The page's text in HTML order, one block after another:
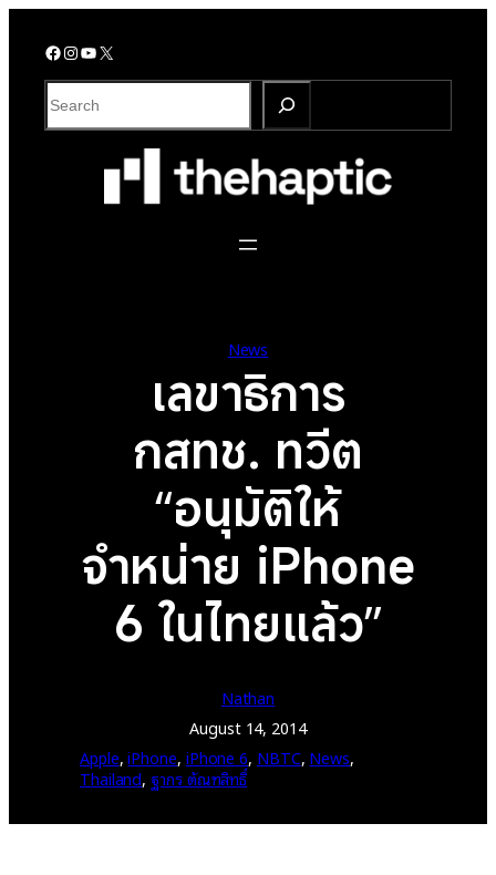
Facebook InstagramYouTube X
S
e
News
เลขาธิการ
กสทช. ทวีต
“อนุมัติให้
จำหน่าย iPhone
6 ในไทยแล้ว”
Nathan
August 14, 2014
Apple, iPhone, iPhone 6, NBTC, News
Thailand, ฐากร ตัณฑสิทธิ์